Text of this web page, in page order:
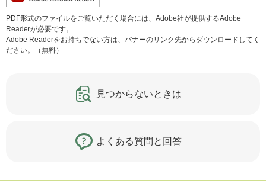
PDF形式のファイルをご覧いただく場合には、Adobe社が提供するAdobe
Readerが必要です。
Adobe Readerをお持ちでない方は、バナーのリンク先からダウンロードしてく
ださい。（無料）
見つからないときは
よくある質問と回答